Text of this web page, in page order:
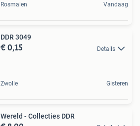
Rosmalen Vandaag
DDR 3049
€ 0,15 Details
Zwolle Gisteren
Wereld - Collecties DDR